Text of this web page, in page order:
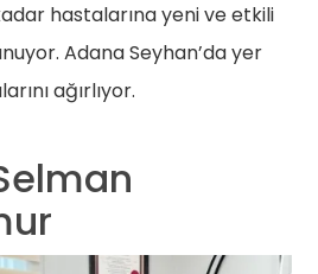
hastalarına yeni ve etkili
Adana Seyhan’da yer
ağırlıyor.